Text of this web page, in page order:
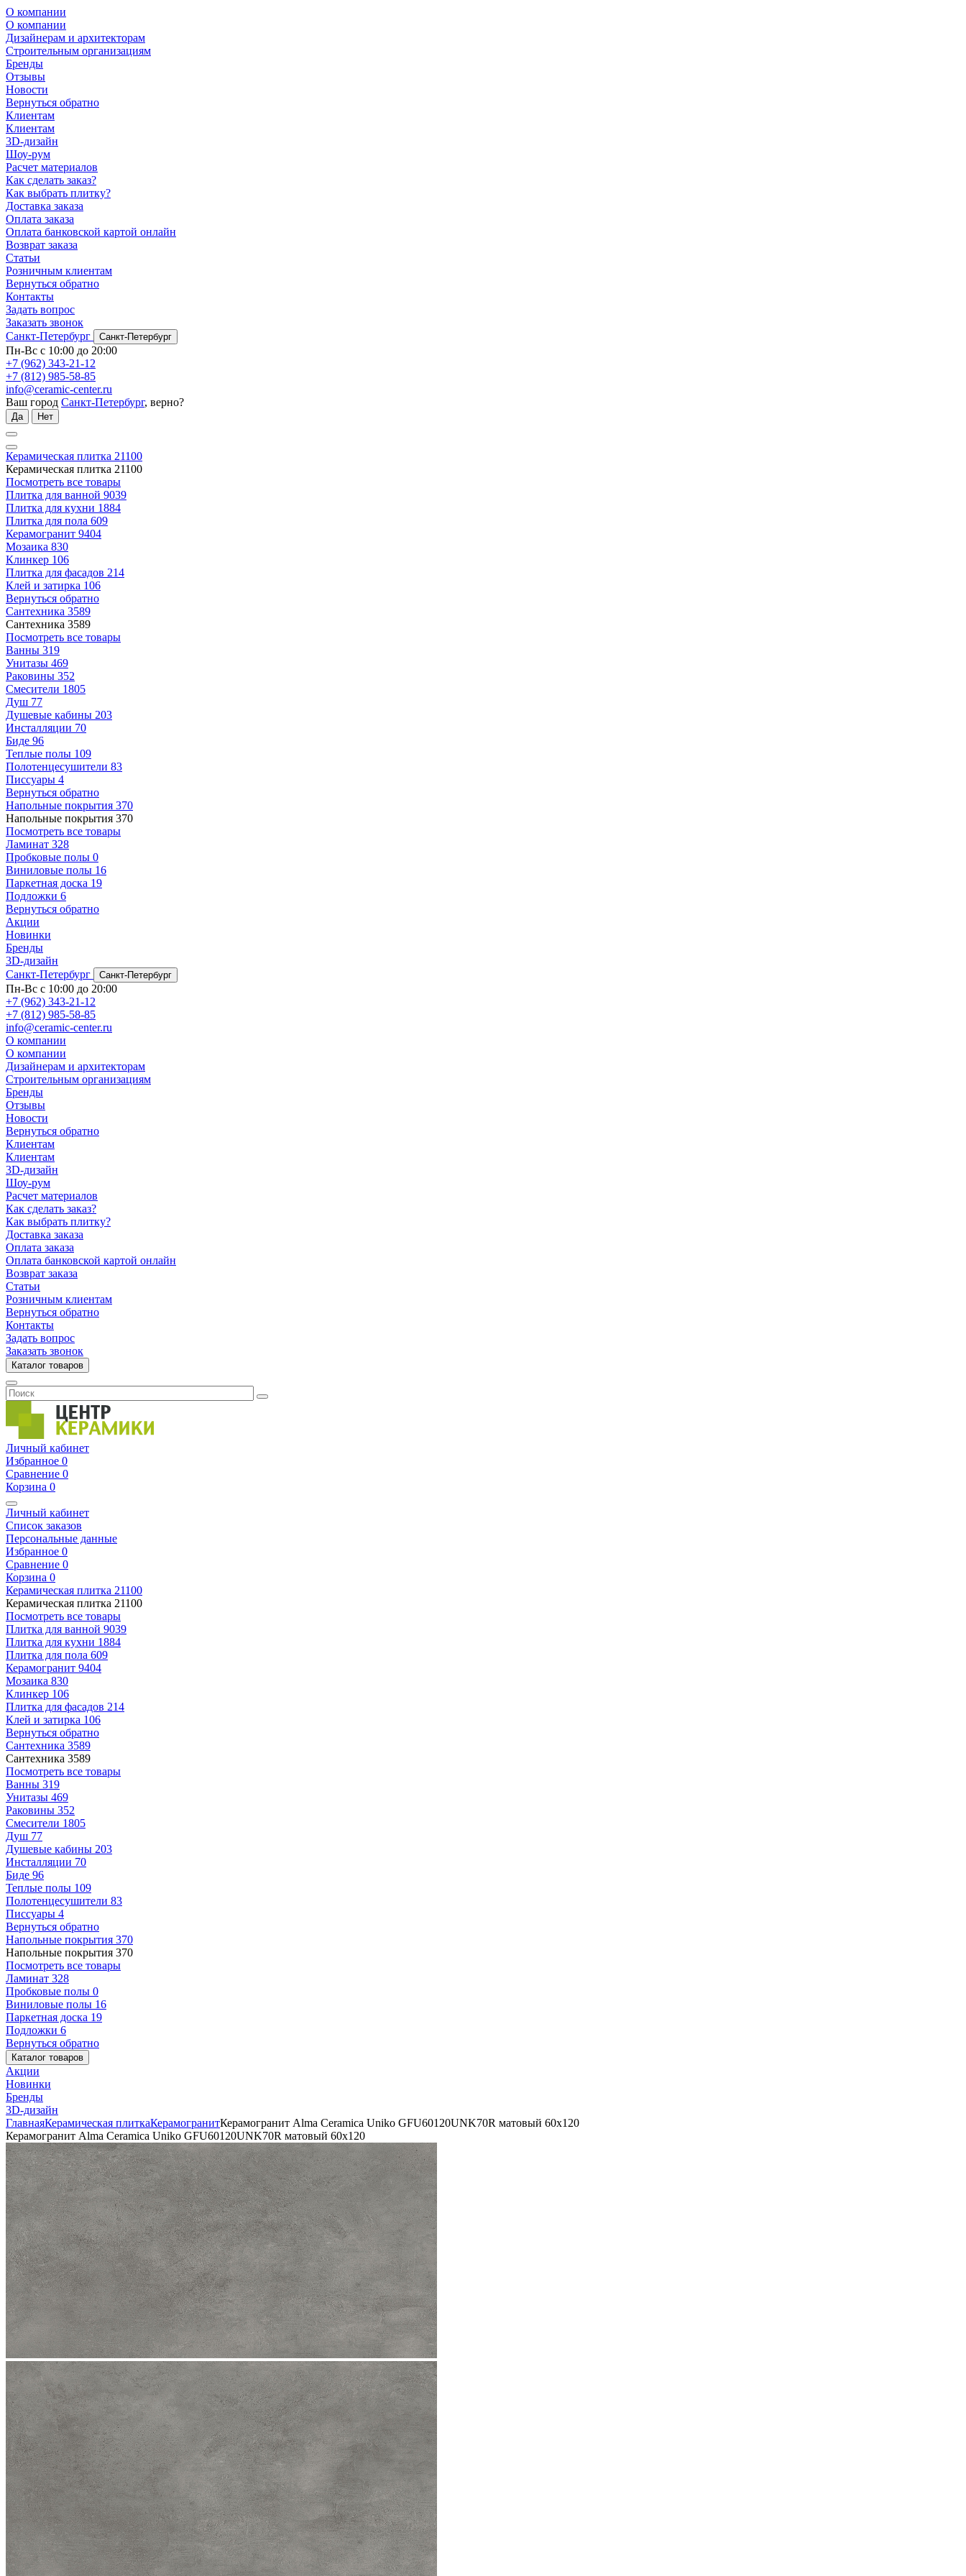
О компании
О компании
Дизайнерам и архитекторам
Строительным организациям
Бренды
Отзывы
Новости
Вернуться обратно
Клиентам
Клиентам
3D-дизайн
Шоу-рум
Расчет материалов
Как сделать заказ?
Как выбрать плитку?
Доставка заказа
Оплата заказа
Оплата банковской картой онлайн
Возврат заказа
Статьи
Розничным клиентам
Вернуться обратно
Контакты
Задать вопрос
Заказать звонок
Санкт-Петербург
Санкт-Петербург
Пн-Вс с 10:00 до 20:00
+7 (962) 343-21-12
+7 (812) 985-58-85
info@ceramic-center.ru
Ваш город Санкт-Петербург, верно?
Да Нет
Керамическая плитка 21100
Керамическая плитка 21100
Посмотреть все товары
Плитка для ванной 9039
Плитка для кухни 1884
Плитка для пола 609
Керамогранит 9404
Мозаика 830
Клинкер 106
Плитка для фасадов 214
Клей и затирка 106
Вернуться обратно
Сантехника 3589
Сантехника 3589
Посмотреть все товары
Ванны 319
Унитазы 469
Раковины 352
Смесители 1805
Душ 77
Душевые кабины 203
Инсталляции 70
Биде 96
Теплые полы 109
Полотенцесушители 83
Писсуары 4
Вернуться обратно
Напольные покрытия 370
Напольные покрытия 370
Посмотреть все товары
Ламинат 328
Пробковые полы 0
Виниловые полы 16
Паркетная доска 19
Подложки 6
Вернуться обратно
Акции
Новинки
Бренды
3D-дизайн
Санкт-Петербург
Санкт-Петербург
Пн-Вс с 10:00 до 20:00
+7 (962) 343-21-12
+7 (812) 985-58-85
info@ceramic-center.ru
О компании
О компании
Дизайнерам и архитекторам
Строительным организациям
Бренды
Отзывы
Новости
Вернуться обратно
Клиентам
Клиентам
3D-дизайн
Шоу-рум
Расчет материалов
Как сделать заказ?
Как выбрать плитку?
Доставка заказа
Оплата заказа
Оплата банковской картой онлайн
Возврат заказа
Статьи
Розничным клиентам
Вернуться обратно
Контакты
Задать вопрос
Заказать звонок
Каталог товаров
Личный кабинет
Избранное 0
Сравнение 0
Корзина 0
Личный кабинет
Список заказов
Персональные данные
Избранное 0
Сравнение 0
Корзина 0
Керамическая плитка 21100
Керамическая плитка 21100
Посмотреть все товары
Плитка для ванной 9039
Плитка для кухни 1884
Плитка для пола 609
Керамогранит 9404
Мозаика 830
Клинкер 106
Плитка для фасадов 214
Клей и затирка 106
Вернуться обратно
Сантехника 3589
Сантехника 3589
Посмотреть все товары
Ванны 319
Унитазы 469
Раковины 352
Смесители 1805
Душ 77
Душевые кабины 203
Инсталляции 70
Биде 96
Теплые полы 109
Полотенцесушители 83
Писсуары 4
Вернуться обратно
Напольные покрытия 370
Напольные покрытия 370
Посмотреть все товары
Ламинат 328
Пробковые полы 0
Виниловые полы 16
Паркетная доска 19
Подложки 6
Вернуться обратно
Каталог товаров
Акции
Новинки
Бренды
3D-дизайн
ГлавнаяКерамическая плиткаКерамогранитКерамогранит Alma Ceramica Uniko GFU60120UNK70R матовый 60x120
Керамогранит Alma Ceramica Uniko GFU60120UNK70R матовый 60x120